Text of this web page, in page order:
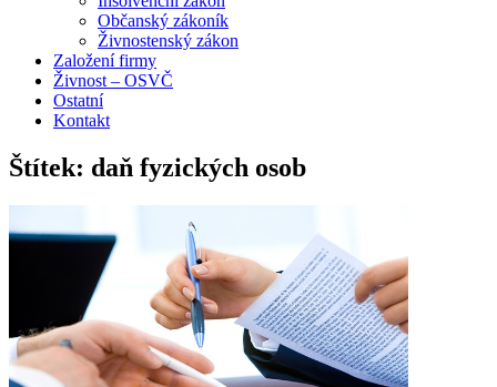
Občanský zákoník
Živnostenský zákon
Založení firmy
Živnost – OSVČ
Ostatní
Kontakt
Štítek: daň fyzických osob